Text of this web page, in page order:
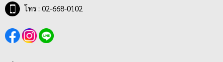
โทร : 02-668-0102